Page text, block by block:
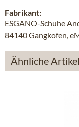
Fabrikant:
ESGANO-Schuhe
84140 Gangkofen,
Ähnliche Artikel